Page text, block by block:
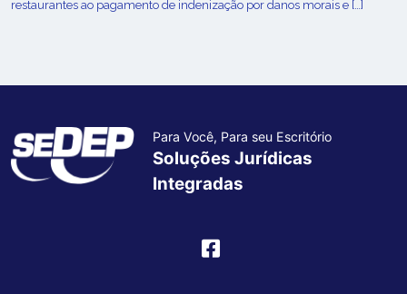
restaurantes ao pagamento de indenização por danos morais e […]
Para Você, Para seu Escritório
Soluções Jurídicas
Integradas